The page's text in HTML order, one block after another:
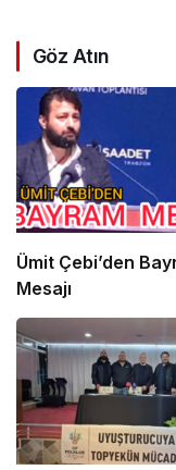
Göz Atın
Ümit Çebi’den
Mesajı